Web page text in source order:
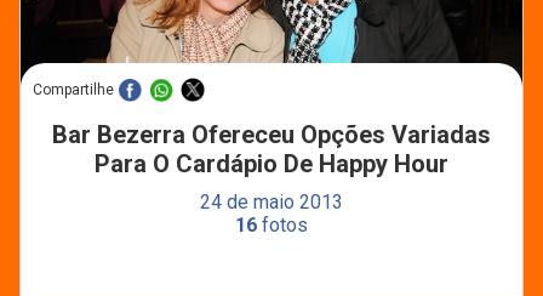
Compartilhe
Bar Bezerra Ofereceu Opções Variadas
Para O Cardápio De Happy Hour
24 de maio 2013
16 fotos